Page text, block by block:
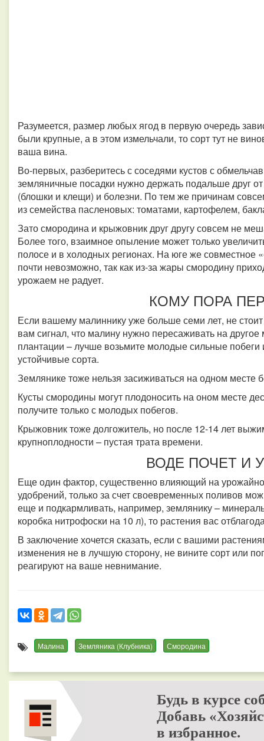
Разумеется, размер любых ягод в первую очередь
были крупные, а в этом измельчали, то сорт тут не
ваша вина.
Во-первых, разберитесь с соседями кустов с
земляничные посадки нужно держать подальше друг от
(блошки и клещи) и болезни. По тем же причинам
из семейства пасленовых: томатами, картофелем,
Зато смородина и крыжовник друг другу совсем не
Более того, взаимное опыление может только
полосе и в холодных регионах. На юге же совместное
почти невозможно, так как из-за жары смородину
урожаем не радует.
КОМУ ПОРА
Если вашему малиннику уже больше семи лет, не
вам сигнал, что малину нужно пересаживать на
плантации – лучше возьмите молодые сильные
устойчивые сорта.
Землянике тоже нельзя засиживаться на одном месте
Кусты смородины могут плодоносить на оном месте
получите только с молодых побегов.
Крыжовник тоже долгожитель, но после 12-14 лет
крупноплодности – пустая трата времени.
ВОДЕ ПОЧЕТ И
Еще один фактор, существенно влияющий на
удобрений, только за счет своевременных поливов
еще и подкармливать, например, землянику –
коробка нитрофоски на 10 л), то растения вас
В заключение хочется сказать, если с вашими
изменения не в лучшую сторону, не вините сорт или
реагируют на ваше невнимание.
Малина Земляника (Клубника) Смородина
Будь в курсе
Добавь
в избранное.